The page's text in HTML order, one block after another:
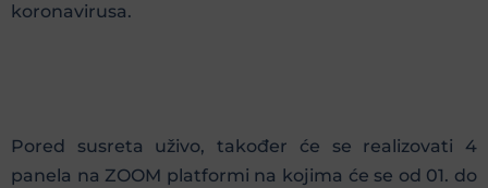
koronavirusa.
Pored susreta uživo, također će se realizovati 4
panela na ZOOM platformi na kojima će se od 01. do